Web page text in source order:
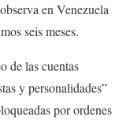
en Venezuela
seis meses.
de las cuentas
y personalidades”
por ordenes